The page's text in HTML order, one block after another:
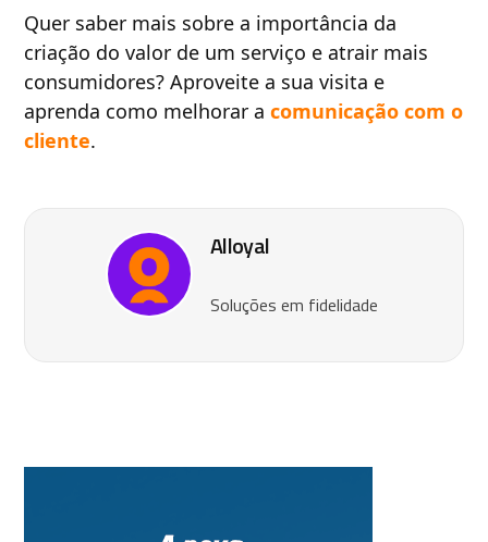
Quer saber mais sobre a importância da
criação do valor de um serviço e atrair mais
consumidores? Aproveite a sua visita e
aprenda como melhorar acomunicação com o
cliente.
Alloyal
Soluções em fidelidade